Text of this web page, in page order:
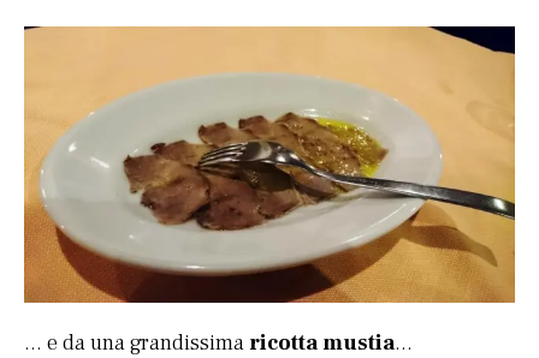
… e da una grandissimaricotta mustia…